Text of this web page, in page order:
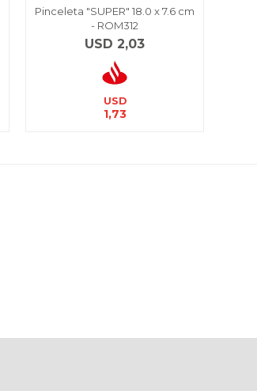
Pinceleta "SUPER" 18.0 x 7.6 cm
- ROM312
USD 2,03
USD
1,73